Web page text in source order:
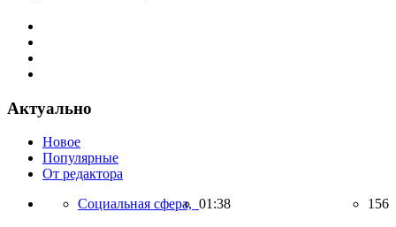
Актуально
Новое
Популярные
От редактора
Социальная сфера, 01:38 156